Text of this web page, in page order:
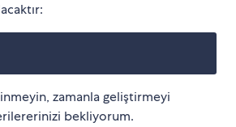
zamanla geliştirmeyi
bekliyorum.